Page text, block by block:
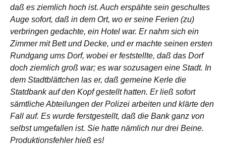
daß es ziemlich hoch ist. Auch erspähte sein geschultes
Auge sofort, daß in dem Ort, wo er seine Ferien (zu)
verbringen gedachte, ein Hotel war. Er nahm sich ein
Zimmer mit Bett und Decke, und er machte seinen ersten
Rundgang ums Dorf, wobei er feststellte, daß das Dorf
doch ziemlich groß war; es war sozusagen eine Stadt. In
dem Stadtblättchen las er, daß gemeine Kerle die
Statdbank auf den Kopf gestellt hatten. Er ließ sofort
sämtliche Abteilungen der Polizei arbeiten und klärte den
Fall auf. Es wurde ferstgestellt, daß die Bank ganz von
selbst umgefallen ist. Sie hatte nämlich nur drei Beine.
Produktionsfehler hieß es!